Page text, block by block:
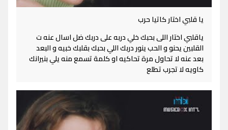
يا قلبي اختار كاتيا حرب
ياقلبي اختار اللى بحبك خلي دربه على دربك ضل اسال عنه ت
القلبين يحنو و الحب ينور دربك اللي بحبك بقلبك خبيه و البعد
بعد عنه لا تحاول مرة تحاكيه او كلمة تسمع منه يلي بنيرانك
كاويه لا تجرب تطلع